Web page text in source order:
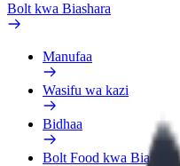
Bolt kwa Biashara
Manufaa
Wasifu wa kazi
Bidhaa
Bolt Food kwa Biashara